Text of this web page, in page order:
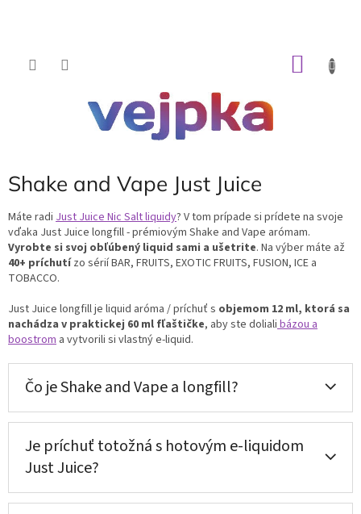
Shake and Vape Just Juice
Máte radi Just Juice Nic Salt liquidy? V tom prípade si prídete na svoje
vďaka Just Juice longfill - prémiovým Shake and Vape arómam.
Vyrobte si svoj obľúbený liquid sami a ušetrite. Na výber máte až
40+ príchutízo sérií BAR, FRUITS, EXOTIC FRUITS, FUSION, ICE a
TOBACCO.
Just Juice longfill je liquid aróma / príchuť s objemom 12 ml, ktorá sa
nachádza v praktickej 60 ml fľaštičke, aby ste doliali bázou a
boostrom a vytvorili si vlastný e-liquid.
Čo je Shake and Vape a longfill?
Je príchuť totožná s hotovým e-liquidom
Just Juice?